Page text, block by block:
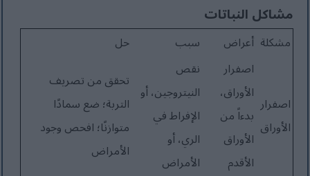
مشاكل النباتات
مشكلة أعراض سبب حل
اصفرار
الأوراق
اصفرار
الأوراق،
بدءاً من
الأوراق
الأقدم
نقص
النيتروجين، أو
الإفراط في
الري، أو
الأمراض
تحقق من تصريف
التربة؛ ضع سمادًا
متوازنًا؛ افحص وجود
الأمراض